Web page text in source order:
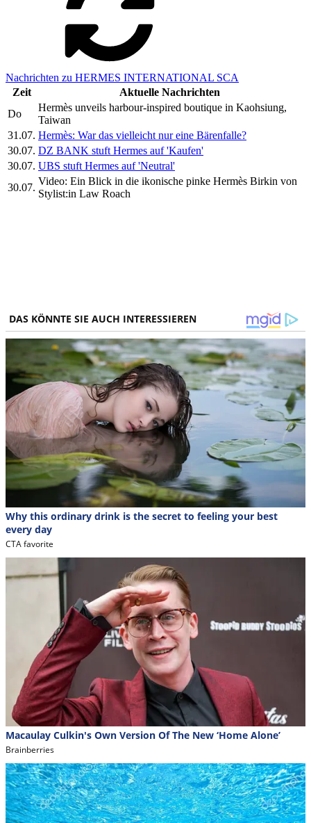
Nachrichten zu HERMES INTERNATIONAL SCA
Zeit
Aktuelle Nachrichten
Do
Hermès unveils harbour-inspired boutique in Kaohsiung,
Taiwan
31.07. Hermès: War das vielleicht nur eine Bärenfalle?
30.07. DZ BANK stuft Hermes auf 'Kaufen'
30.07. UBS stuft Hermes auf 'Neutral'
30.07.
Video: Ein Blick in die ikonische pinke Hermès Birkin von
Stylist:in Law Roach